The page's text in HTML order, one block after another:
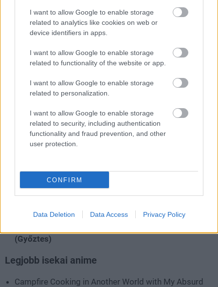
I want to allow Google to enable storage
related to analytics like cookies on web or
device identifiers in apps.
I want to allow Google to enable storage
related to functionality of the website or app.
I want to allow Google to enable storage
related to personalization.
I want to allow Google to enable storage
related to security, including authentication
functionality and fraud prevention, and other
user protection.
CONFIRM
Data Deletion Data Access Privacy Policy
CITY THE ANIMATION
DAN DA DAN Season 2 (Győztes)
Ranma1/2 Season2
SPY x FAMILY Season 3
WITCH WATCH
Legjobb akció anime
DAN DA DAN Season 2
Kaiju No. 8 Season 2
(Győztes)
Legjobb isekai anime
Campfire Cooking in Another World with My Absurd